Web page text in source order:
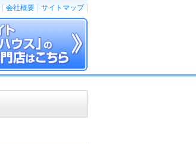
会社概要 サイトマップ